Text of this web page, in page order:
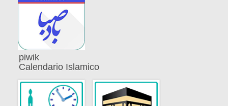
piwik
Calendario Islamico